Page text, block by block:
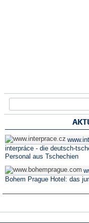
interpráce - die deutsch-
Personal aus Tschechien
Bohem Prague Hotel: das